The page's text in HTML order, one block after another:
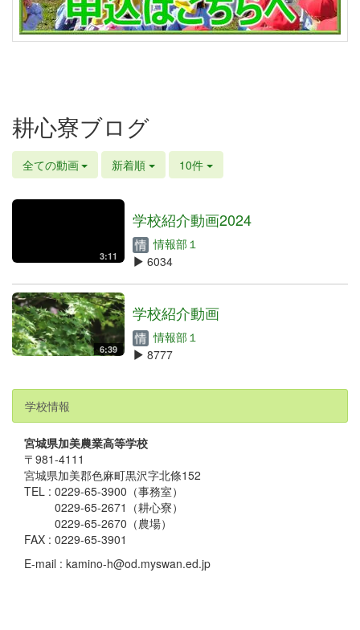
耕心寮ブログ
全ての動画 新着順 10件
3:11
学校紹介動画2024
情報部１
6034
6:39
学校紹介動画
情報部１
8777
学校情報
宮城県加美農業高等学校
〒981-4111
宮城県加美郡色麻町黒沢字北條152
TEL : 0229-65-3900（事務室）
0229-65-2671（耕心寮）
0229-65-2670（農場）
FAX : 0229-65-3901
E-mail : kamino-h@od.myswan.ed.jp